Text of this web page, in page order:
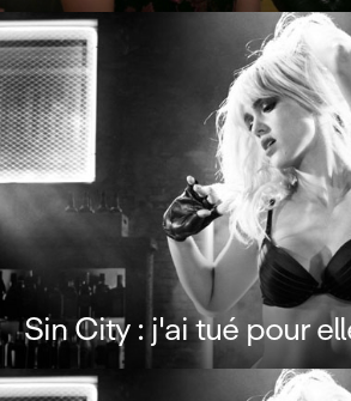
Sin City : j'ai tué pour